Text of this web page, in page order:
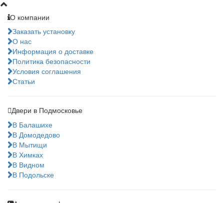
О компании
Заказать установку
О нас
Информация о доставке
Политика безопасности
Условия соглашения
Статьи
Двери в Подмосковье
В Балашихе
В Домодедово
В Мытищи
В Химках
В Видном
В Подольске